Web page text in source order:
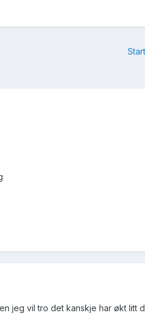
jeg vil tro det kanskje har økt litt